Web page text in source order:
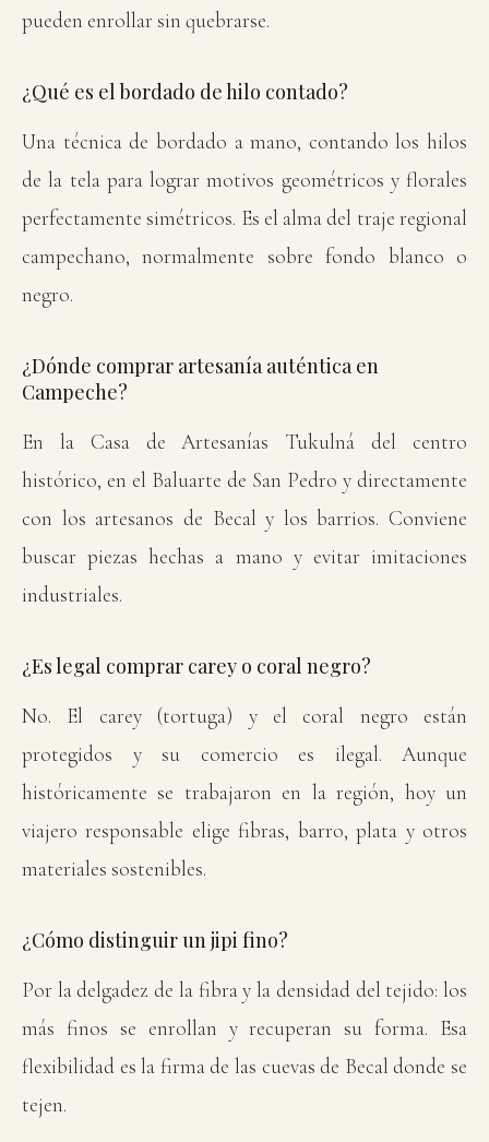
pueden enrollar sin quebrarse.
¿Qué es el bordado de hilo contado?
Una técnica de bordado a mano, contando los hilos
de la tela para lograr motivos geométricos y florales
perfectamente simétricos. Es el alma del traje regional
campechano, normalmente sobre fondo blanco o
negro.
¿Dónde comprar artesanía auténtica en
Campeche?
En la Casa de Artesanías Tukulná del centro
histórico, en el Baluarte de San Pedro y directamente
con los artesanos de Becal y los barrios. Conviene
buscar piezas hechas a mano y evitar imitaciones
industriales.
¿Es legal comprar carey o coral negro?
No. El carey (tortuga) y el coral negro están
protegidos y su comercio es ilegal. Aunque
históricamente se trabajaron en la región, hoy un
viajero responsable elige fibras, barro, plata y otros
materiales sostenibles.
¿Cómo distinguir un jipi fino?
Por la delgadez de la fibra y la densidad del tejido: los
más finos se enrollan y recuperan su forma. Esa
flexibilidad es la firma de las cuevas de Becal donde se
tejen.